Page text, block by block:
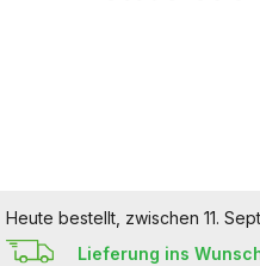
Heute bestellt, zwischen 11.
Lieferung ins